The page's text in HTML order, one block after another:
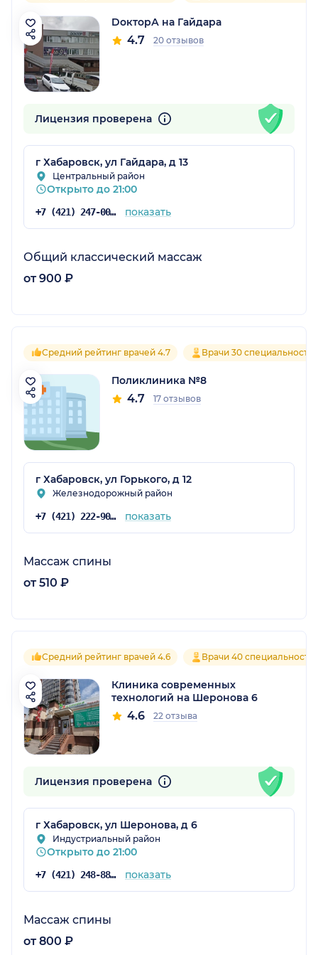
DокторА на Гайдара
4.7 20 отзывов
Лицензия проверена
г Хабаровск, ул Гайдара, д 13
Центральный район
Открыто до 21:00
+7 (421) 247-00-74 показать
Общий классический массаж
от 900 ₽
Средний рейтинг врачей 4.7 Врачи 30
Поликлиника №8
4.7 17 отзывов
г Хабаровск, ул Горького, д 12
Железнодорожный район
+7 (421) 222-90-57 показать
Массаж спины
от 510 ₽
Средний рейтинг врачей 4.6 Врачи 40
Клиника современных
технологий на Шеронова 6
4.6 22 отзыва
Лицензия проверена
г Хабаровск, ул Шеронова, д 6
Индустриальный район
Открыто до 21:00
+7 (421) 248-88-88 показать
Массаж спины
от 800 ₽